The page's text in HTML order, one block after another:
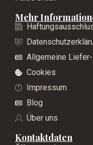
Mehr
Allgemeine
Cookies
Impressum
Blog
Über uns
Kontaktdaten